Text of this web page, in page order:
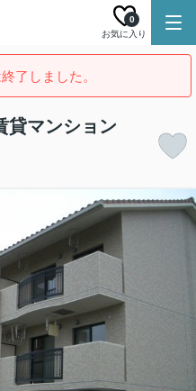
お気に入り
0
了しました。
貸マンション